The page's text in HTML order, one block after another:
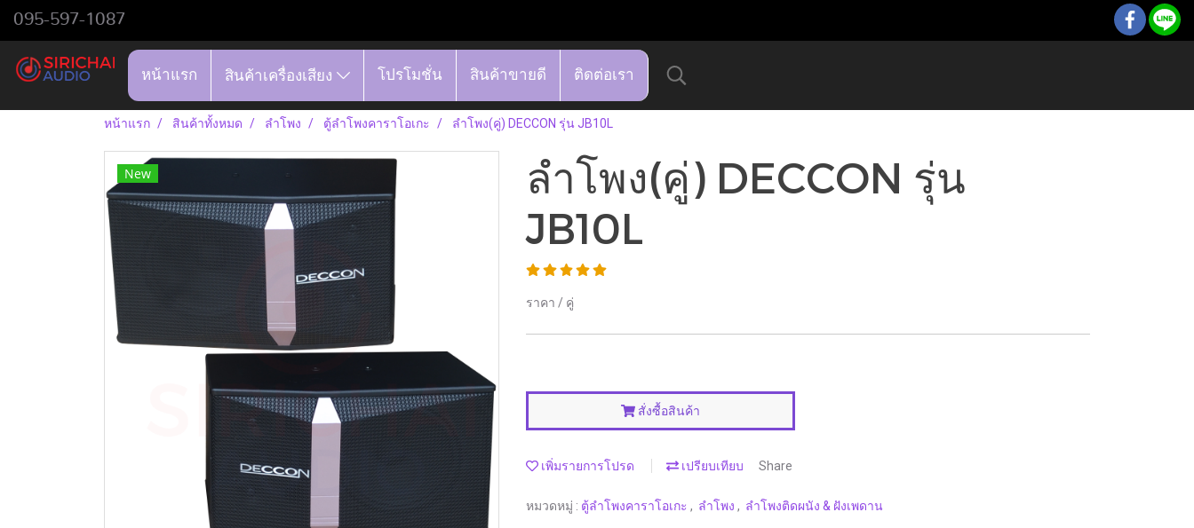
095-597-1087
หน้าแรก สินค้าเครื่องเสียง โปรโมชั่น สินค้าขายดี ติดต่อเรา
หน้าแรก สินค้าทั้งหมด ลำโพง ตู้ลำโพงคาราโอเกะ ลำโพง(คู่) DECCON รุ่น JB10L
New
ลำโพง(คู่) DECCON รุ่น
JB10L
ราคา / คู่
สั่งซื้อสินค้า
เพิ่มรายการโปรด เปรียบเทียบ Share
หมวดหมู่ : ตู้ลำโพงคาราโอเกะ , ลำโพง , ลำโพงติดผนัง & ฝังเพดาน